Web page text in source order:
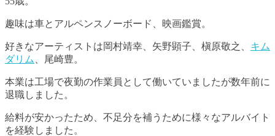
趣味は車とアルペンスノーボード、映画鑑賞。
好きなアーティストは岡村靖幸、矢野顕子、槇原敬之、 キム
ダリム
、尾崎豊。
本業は工場で夜勤の作業員として働いていましたが数年前に
退職しました。
給料が安かったため、不足分を補うために様々なアルバイト
を経験しました。